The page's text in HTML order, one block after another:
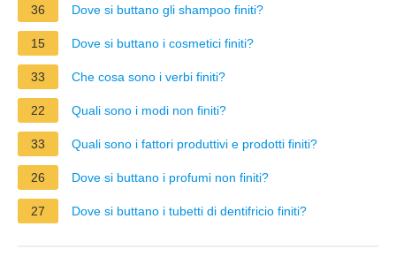
36 Dove si buttano gli shampoo finiti?
15 Dove si buttano i cosmetici finiti?
33 Che cosa sono i verbi finiti?
22 Quali sono i modi non finiti?
33 Quali sono i fattori produttivi e prodotti finiti?
26 Dove si buttano i profumi non finiti?
27 Dove si buttano i tubetti di dentifricio finiti?